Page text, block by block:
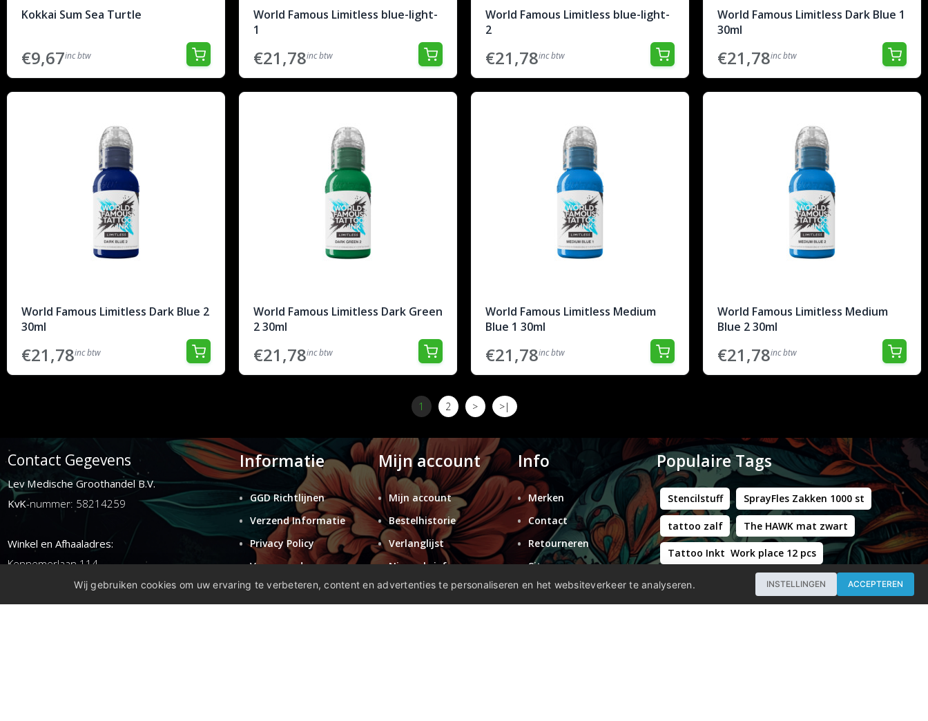
Kokkai Sum Sea Turtle
€9,67inc btw
World Famous Limitless blue-light-
1
€21,78inc btw
World Famous Limitless blue-light-
2
€21,78inc btw
World Famous Limitless Dark Blue 1
30ml
€21,78inc btw
World Famous Limitless Dark Blue 2
30ml
€21,78inc btw
World Famous Limitless Dark Green
2 30ml
€21,78inc btw
World Famous Limitless Medium
Blue 1 30ml
€21,78inc btw
World Famous Limitless Medium
Blue 2 30ml
€21,78inc btw
1 2 > >|
Contact Gegevens
Lev Medische Groothandel B.V.
KvK-nummer: 58214259
Winkel en Afhaaladres:
Kennemerlaan 114
1972ER ijmuiden
Informatie
GGD Richtlijnen
Verzend Informatie
Privacy Policy
Voorwaarden
Retouren
Mijn account
Mijn account
Bestelhistorie
Verlanglijst
Nieuwsbrief
Info
Merken
Contact
Retourneren
Sitemap
Populaire Tags
Stencilstuff SprayFles Zakken 1000 st
tattoo zalf The HAWK mat zwart
Tattoo Inkt Work place 12 pcs
Hustle Butter Deluxe Zakjes
Professional - Workstation Pro - Matt Black
Wij gebruiken cookies om uw ervaring te verbeteren, content en advertenties te personaliseren en het websiteverkeer te analyseren. INSTELLINGEN ACCEPTEREN